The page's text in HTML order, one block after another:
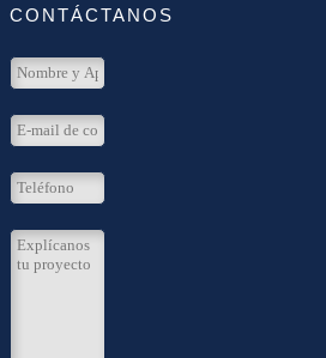
CONTÁCTANOS